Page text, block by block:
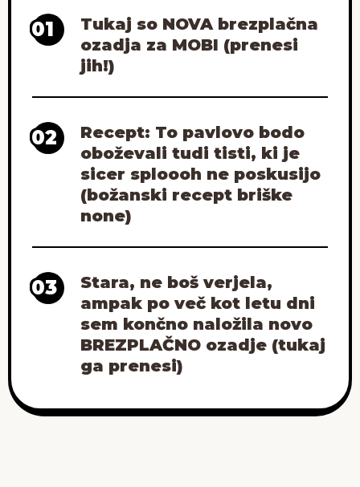
01
Tukaj so NOVA brezplačna
ozadja za MOBI (prenesi
jih!)
02
Recept: To pavlovo bodo
oboževali tudi tisti, ki je
sicer sploooh ne poskusijo
(božanski recept briške
none)
03
Stara, ne boš verjela,
ampak po več kot letu dni
sem končno naložila novo
BREZPLAČNO ozadje (tukaj
ga prenesi)